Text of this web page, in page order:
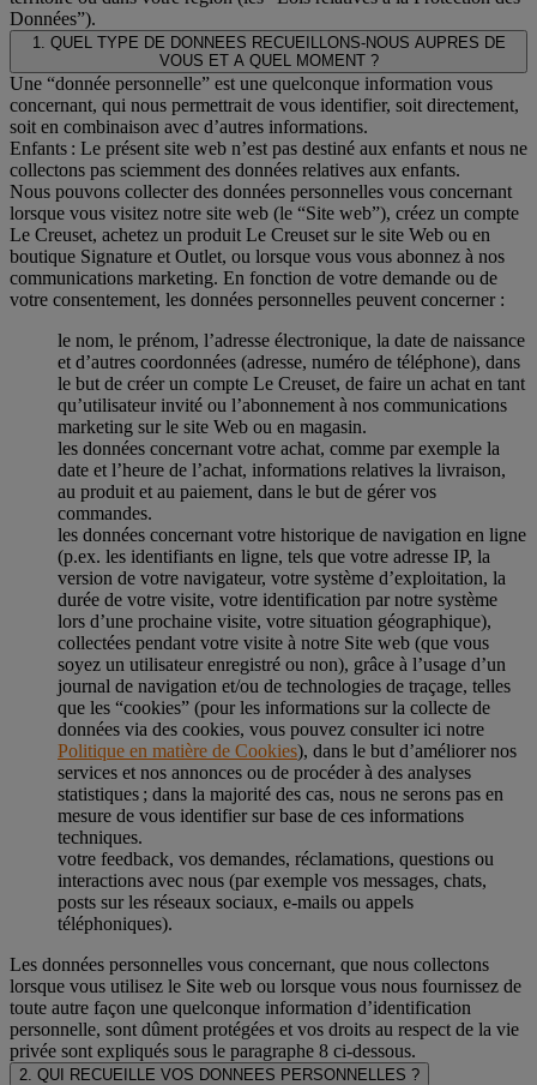
Données”).
1. QUEL TYPE DE DONNEES RECUEILLONS-NOUS AUPRES DE
VOUS ET A QUEL MOMENT ?
Une “donnée personnelle” est une quelconque information vous
concernant, qui nous permettrait de vous identifier, soit directement,
soit en combinaison avec d’autres informations.
Enfants : Le présent site web n’est pas destiné aux enfants et nous ne
collectons pas sciemment des données relatives aux enfants.
Nous pouvons collecter des données personnelles vous concernant
lorsque vous visitez notre site web (le “Site web”), créez un compte
Le Creuset, achetez un produit Le Creuset sur le site Web ou en
boutique Signature et Outlet, ou lorsque vous vous abonnez à nos
communications marketing. En fonction de votre demande ou de
votre consentement, les données personnelles peuvent concerner :
le nom, le prénom, l’adresse électronique, la date de naissance
et d’autres coordonnées (adresse, numéro de téléphone), dans
le but de créer un compte Le Creuset, de faire un achat en tant
qu’utilisateur invité ou l’abonnement à nos communications
marketing sur le site Web ou en magasin.
les données concernant votre achat, comme par exemple la
date et l’heure de l’achat, informations relatives la livraison,
au produit et au paiement, dans le but de gérer vos
commandes.
les données concernant votre historique de navigation en ligne
(p.ex. les identifiants en ligne, tels que votre adresse IP, la
version de votre navigateur, votre système d’exploitation, la
durée de votre visite, votre identification par notre système
lors d’une prochaine visite, votre situation géographique),
collectées pendant votre visite à notre Site web (que vous
soyez un utilisateur enregistré ou non), grâce à l’usage d’un
journal de navigation et/ou de technologies de traçage, telles
que les “cookies” (pour les informations sur la collecte de
données via des cookies, vous pouvez consulter ici notre
Politique en matière de Cookies), dans le but d’améliorer nos
services et nos annonces ou de procéder à des analyses
statistiques ; dans la majorité des cas, nous ne serons pas en
mesure de vous identifier sur base de ces informations
techniques.
votre feedback, vos demandes, réclamations, questions ou
interactions avec nous (par exemple vos messages, chats,
posts sur les réseaux sociaux, e-mails ou appels
téléphoniques).
Les données personnelles vous concernant, que nous collectons
lorsque vous utilisez le Site web ou lorsque vous nous fournissez de
toute autre façon une quelconque information d’identification
personnelle, sont dûment protégées et vos droits au respect de la vie
privée sont expliqués sous le paragraphe 8 ci-dessous.
2. QUI RECUEILLE VOS DONNEES PERSONNELLES ?